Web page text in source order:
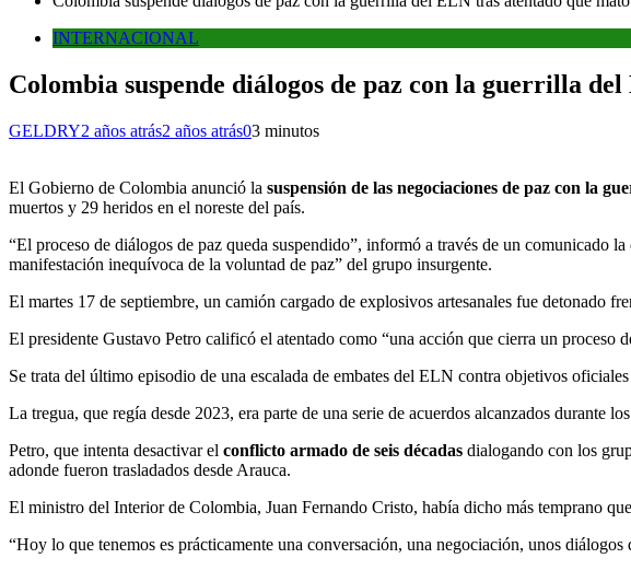
INTERNACIONAL
Colombia suspende diálogos de paz con la guerrilla
GELDRY2 años atrás2 años atrás03 minutos
El Gobierno de Colombia anunció la suspensión de las negociaciones de paz con la
muertos y 29 heridos en el noreste del país.
“El proceso de diálogos de paz queda suspendido”, informó a través de un comunicado
manifestación inequívoca de la voluntad de paz” del grupo insurgente.
El martes 17 de septiembre, un camión cargado de explosivos artesanales fue detonado
El presidente Gustavo Petro calificó el atentado como “una acción que cierra un proceso
Se trata del último episodio de una escalada de embates del ELN contra objetivos
La tregua, que regía desde 2023, era parte de una serie de acuerdos alcanzados durante
Petro, que intenta desactivar el conflicto armado de seis décadas dialogando con los
adonde fueron trasladados desde Arauca.
El ministro del Interior de Colombia, Juan Fernando Cristo, había dicho más temprano
“Hoy lo que tenemos es prácticamente una conversación, una negociación, unos